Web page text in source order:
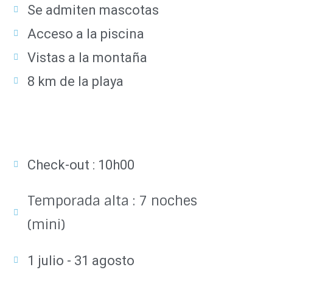
Se admiten mascotas
Acceso a la piscina
Vistas a la montaña
8 km de la playa
Check-out : 10h00
Temporada alta : 7 noches
(mini)
1 julio - 31 agosto